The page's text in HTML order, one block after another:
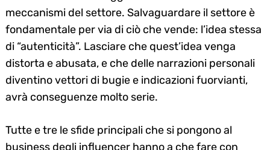
meccanismi del settore. Salvaguardare il settore è
fondamentale per via di ciò che vende: l’idea stessa
di “autenticità”. Lasciare che quest’idea venga
distorta e abusata, e che delle narrazioni personali
diventino vettori di bugie e indicazioni fuorvianti,
avrà conseguenze molto serie.
Tutte e tre le sfide principali che si pongono al
business degli influencer hanno a che fare con